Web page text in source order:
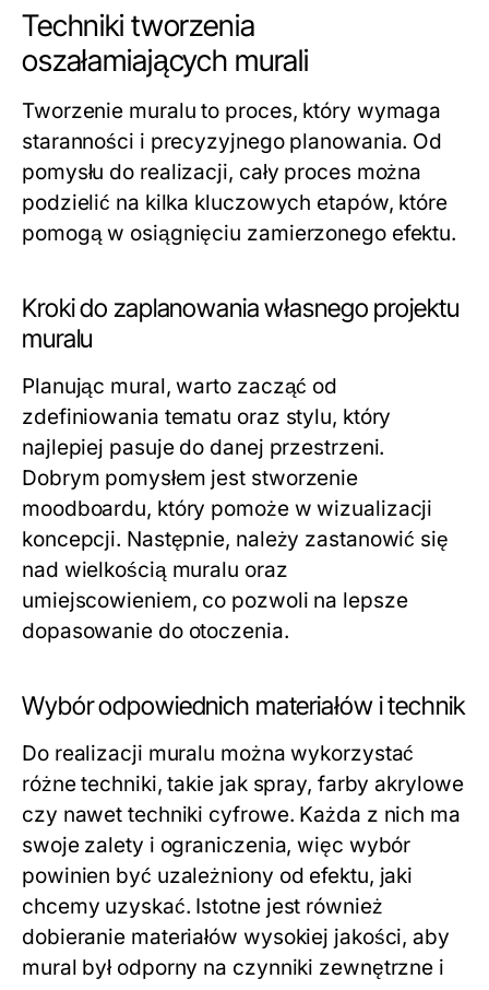
Techniki tworzenia
oszałamiających murali
Tworzenie muralu to proces, który wymaga
staranności i precyzyjnego planowania. Od
pomysłu do realizacji, cały proces można
podzielić na kilka kluczowych etapów, które
pomogą w osiągnięciu zamierzonego efektu.
Kroki do zaplanowania własnego projektu
muralu
Planując mural, warto zacząć od
zdefiniowania tematu oraz stylu, który
najlepiej pasuje do danej przestrzeni.
Dobrym pomysłem jest stworzenie
moodboardu, który pomoże w wizualizacji
koncepcji. Następnie, należy zastanowić się
nad wielkością muralu oraz
umiejscowieniem, co pozwoli na lepsze
dopasowanie do otoczenia.
Wybór odpowiednich materiałów i technik
Do realizacji muralu można wykorzystać
różne techniki, takie jak spray, farby akrylowe
czy nawet techniki cyfrowe. Każda z nich ma
swoje zalety i ograniczenia, więc wybór
powinien być uzależniony od efektu, jaki
chcemy uzyskać. Istotne jest również
dobieranie materiałów wysokiej jakości, aby
mural był odporny na czynniki zewnętrzne i